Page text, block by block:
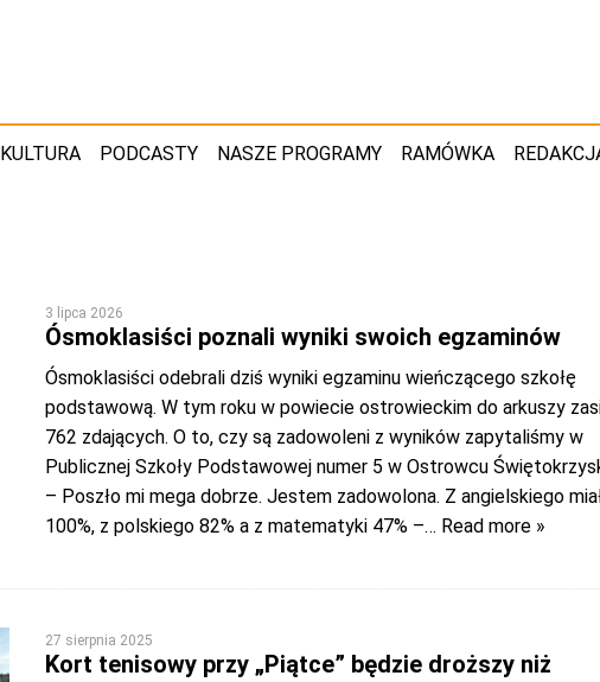
KULTURA PODCASTY NASZE PROGRAMY RAMÓWKA
3 lipca 2026
Ósmoklasiści poznali wyniki swoich egzaminów
Ósmoklasiści odebrali dziś wyniki egzaminu wieńczącego szkołę
podstawową. W tym roku w powiecie ostrowieckim do arkuszy
762 zdających. O to, czy są zadowoleni z wyników zapytaliśmy w
Publicznej Szkoły Podstawowej numer 5 w Ostrowcu
– Poszło mi mega dobrze. Jestem zadowolona. Z angielskiego
100%, z polskiego 82% a z matematyki 47% –… Read more »
27 sierpnia 2025
Kort tenisowy przy „Piątce” będzie droższy niż